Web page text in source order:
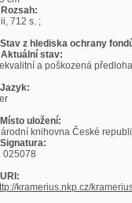
z hlediska ochrany fondů:
stav:
a poškozená předloha;
knihovna České republiky
kramerius/
(prázdná strana) [c] (titulní strana)